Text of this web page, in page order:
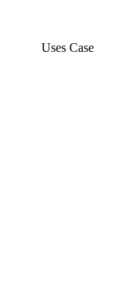
Uses Case